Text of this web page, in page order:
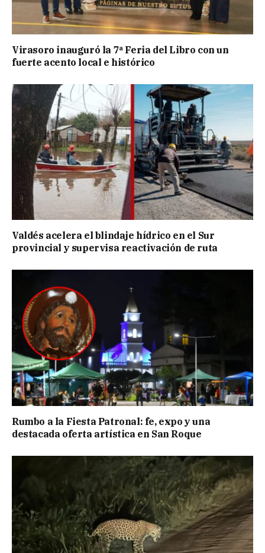
Virasoro inauguró la 7ª Feria del Libro con un
fuerte acento local e histórico
Valdés acelera el blindaje hídrico en el Sur
provincial y supervisa reactivación de ruta
Rumbo a la Fiesta Patronal: fe, expo y una
destacada oferta artística en San Roque